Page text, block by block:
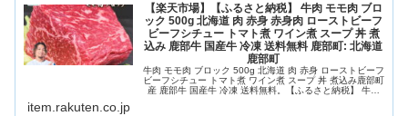
【楽天市場】【ふるさと納税】 牛肉 モモ肉 ブロ
ック 500g 北海道 肉 赤身 赤身肉 ローストビーフ
ビーフシチュー トマト煮 ワイン煮 スープ 丼 煮
込み 鹿部牛 国産牛 冷凍 送料無料 鹿部町: 北海道
鹿部町
牛肉 モモ肉 ブロック 500g 北海道 肉 赤身 ローストビーフ
ビーフシチュー トマト煮 ワイン煮 スープ 丼 煮込み鹿部町
産 鹿部牛 国産牛 冷凍 送料無料。【ふるさと納税】 牛肉
item.rakuten.co.jp